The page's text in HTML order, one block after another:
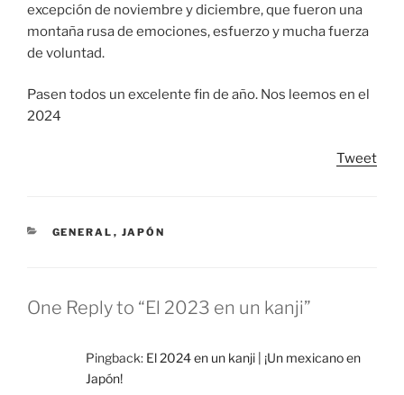
excepción de noviembre y diciembre, que fueron una
montaña rusa de emociones, esfuerzo y mucha fuerza
de voluntad.
Pasen todos un excelente fin de año. Nos leemos en el
2024
Tweet
CATEGORIES
GENERAL , JAPÓN
One Reply to “El 2023 en un kanji”
Pingback: El 2024 en un kanji | ¡Un mexicano en
Japón!